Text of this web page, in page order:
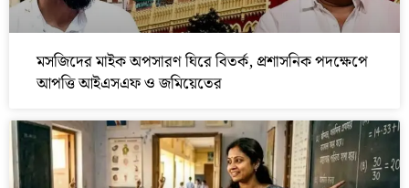
মসজিদের মাইক অপসারণ ঘিরে বিতর্ক, প্রশাসনিক পদক্ষেপে
আপত্তি আইএসএফ ও জমিয়েতের